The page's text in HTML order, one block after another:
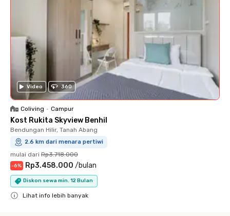
Video 360
Coliving • Campur
Kost Rukita Skyview Benhil
Bendungan Hilir, Tanah Abang
2.6 km dari menara pertiwi
mulai dari Rp3.718.000
-6% Rp3.458.000 /bulan
Diskon sewa min. 12 Bulan
Lihat info lebih banyak